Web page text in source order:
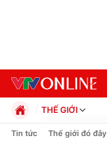
THẾ GIỚI
Chính trị
Tin tức Thế giới đó đây